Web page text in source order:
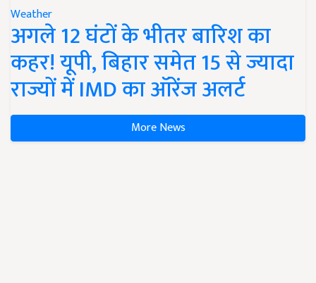
Weather
अगले 12 घंटों के भीतर बारिश का
कहर! यूपी, बिहार समेत 15 से ज्यादा
राज्यों में IMD का ऑरेंज अलर्ट
More News